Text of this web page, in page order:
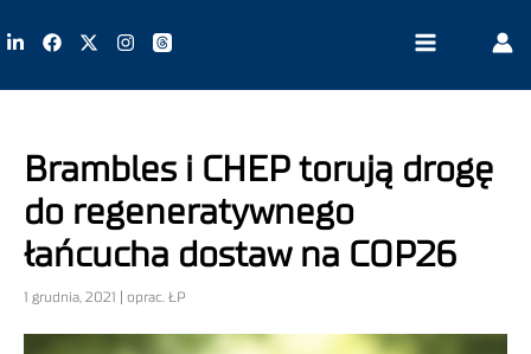
Brambles i CHEP torują drogę
do regeneratywnego
łańcucha dostaw na COP26
1 grudnia, 2021 | oprac. ŁP